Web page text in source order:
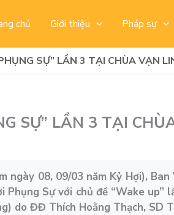
chủ Giới thiệu Pháp sự
SỰ” LẦN 3 TẠI CHÙA VẠN
SỰ” LẦN 3 TẠI
ngày 08, 09/03 năm Kỷ Hợi),
Sự với chủ đề “Wake up”
do ĐĐ Thích Hoằng Thạch, SD